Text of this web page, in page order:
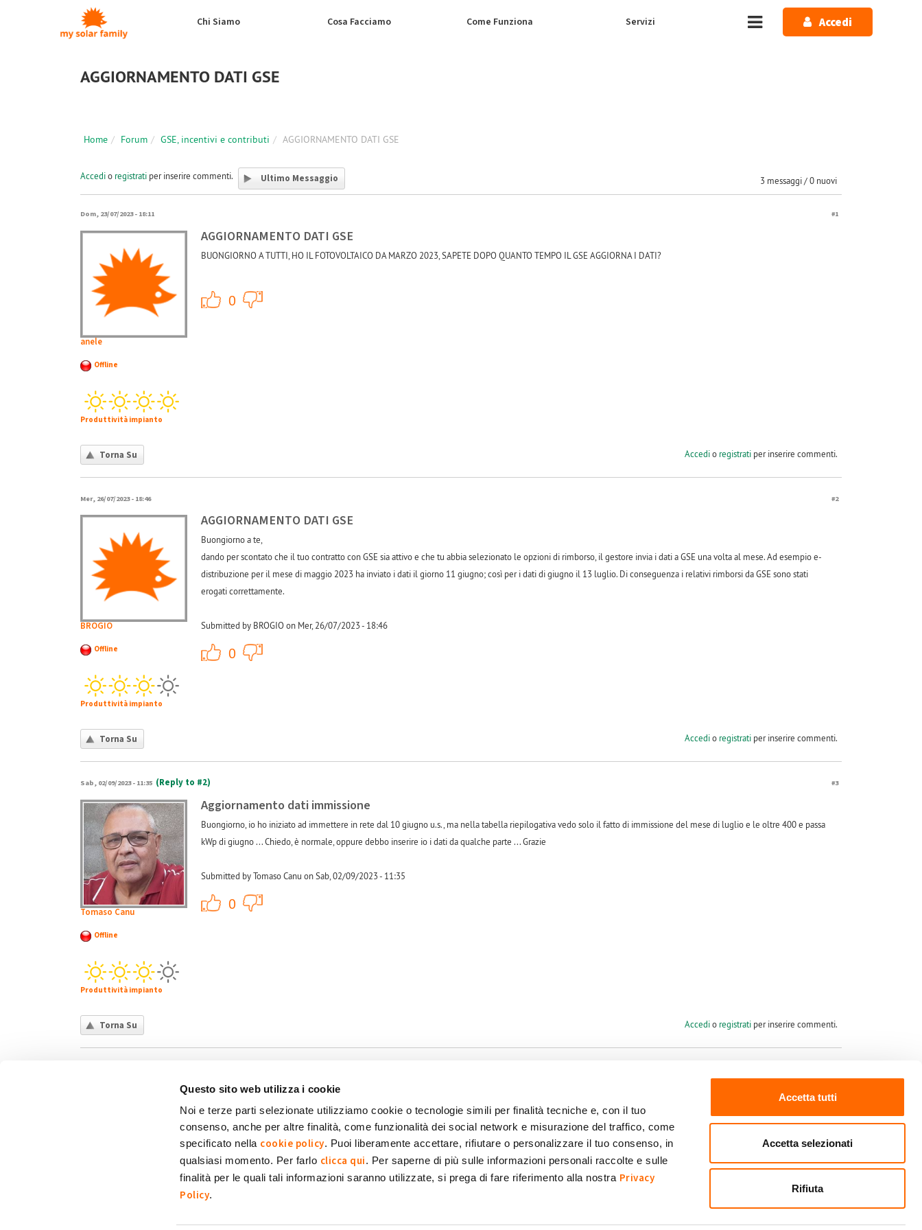
Questo sito web utilizza i cookie
Noi e terze parti selezionate utilizziamo cookie o tecnologie simili per finalità tecniche e, con il tuo
consenso, anche per altre finalità, come funzionalità dei social network e misurazione del traffico, come
specificato nella cookie policy. Puoi liberamente accettare, rifiutare o personalizzare il tuo consenso, in
qualsiasi momento. Per farlo clicca qui. Per saperne di più sulle informazioni personali raccolte e sulle
finalità per le quali tali informazioni saranno utilizzate, si prega di fare riferimento alla nostra Privacy
Policy.
Accetta tutti
Accetta selezionati
Rifiuta
Salta al contenuto principale
Chi Siamo Cosa Facciamo Come Funziona Servizi Accedi
AGGIORNAMENTO DATI GSE
Home Forum GSE, incentivi e contributi AGGIORNAMENTO DATI GSE
3 messaggi / 0 nuovi
Accedio registrati per inserire commenti. Ultimo Messaggio
Dom, 23/07/2023 - 18:11 #1
anele
Offline
Produttività impianto
AGGIORNAMENTO DATI GSE
BUONGIORNO A TUTTI, HO IL FOTOVOLTAICO DA MARZO 2023, SAPETE DOPO QUANTO TEMPO IL GSE AGGIORNA I DATI?
0
Torna Su Accedio registratiper inserire commenti.
Mer, 26/07/2023 - 18:46 #2
BROGIO
Offline
Produttività impianto
AGGIORNAMENTO DATI GSE
Buongiorno a te,
dando per scontato che il tuo contratto con GSE sia attivo e che tu abbia selezionato le opzioni di rimborso, il gestore invia i dati a GSE una volta al mese. Ad esempio e-
distribuzione per il mese di maggio 2023 ha inviato i dati il giorno 11 giugno; così per i dati di giugno il 13 luglio. Di conseguenza i relativi rimborsi da GSE sono stati
erogati correttamente.
Submitted by BROGIO on Mer, 26/07/2023 - 18:46
0
Torna Su Accedio registratiper inserire commenti.
Sab, 02/09/2023 - 11:35 (Reply to #2) #3
Tomaso Canu
Offline
Produttività impianto
Aggiornamento dati immissione
Buongiorno, io ho iniziato ad immettere in rete dal 10 giugno u.s., ma nella tabella riepilogativa vedo solo il fatto di immissione del mese di luglio e le oltre 400 e passa
kWp di giugno ... Chiedo, è normale, oppure debbo inserire io i dati da qualche parte ... Grazie
Submitted by Tomaso Canu on Sab, 02/09/2023 - 11:35
0
Torna Su Accedio registratiper inserire commenti.
Privacy policy Dichiarazione di accessibilità
My Solar Family è un marchio di Eni Plenitude SpA Società Benefit
Via Giovanni Lorenzini, 4
POWERED BY: